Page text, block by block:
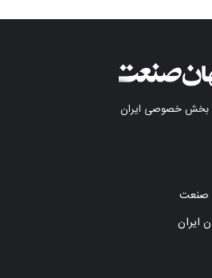
بخش خصوصی ایران
صنعت
ایران